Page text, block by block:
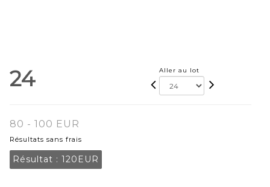
24 Aller au lot
80 - 100 EUR
Résultats sans frais
Résultat : 120EUR